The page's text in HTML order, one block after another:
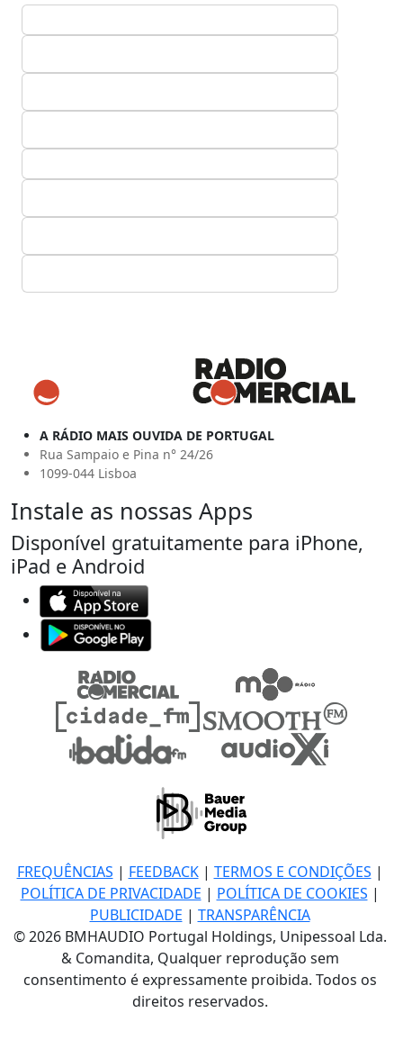
A RÁDIO MAIS OUVIDA DE PORTUGAL
Rua Sampaio e Pina n° 24/26
1099-044 Lisboa
Instale as nossas Apps
Disponível gratuitamente para iPhone,
iPad e Android
FREQUÊNCIAS | FEEDBACK| TERMOS E CONDIÇÕES |
POLÍTICA DE PRIVACIDADE | POLÍTICA DE COOKIES |
PUBLICIDADE | TRANSPARÊNCIA
© 2026 BMHAUDIO Portugal Holdings, Unipessoal Lda.
& Comandita, Qualquer reprodução sem
consentimento é expressamente proibida. Todos os
direitos reservados.